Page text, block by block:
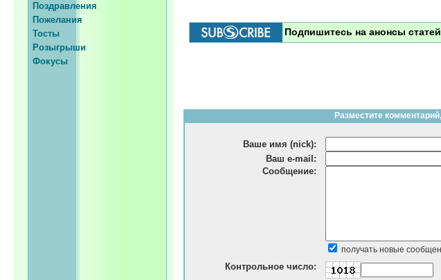
Поздравления
Пожелания
Тосты
Розыгрыши
Фокусы
Подпишитесь на анонсы статей